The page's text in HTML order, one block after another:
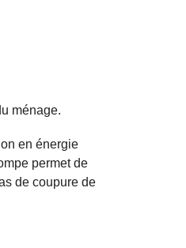
ménage.
en énergie
permet de
de coupure de